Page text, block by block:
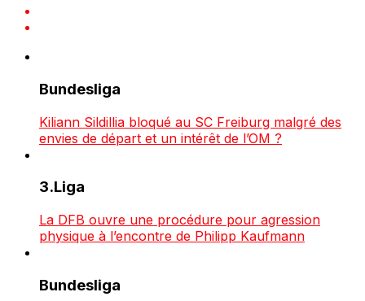
Bundesliga
Kiliann Sildillia bloqué au SC Freiburg malgré des
envies de départ et un intérêt de l’OM ?
3.Liga
La DFB ouvre une procédure pour agression
physique à l’encontre de Philipp Kaufmann
Bundesliga